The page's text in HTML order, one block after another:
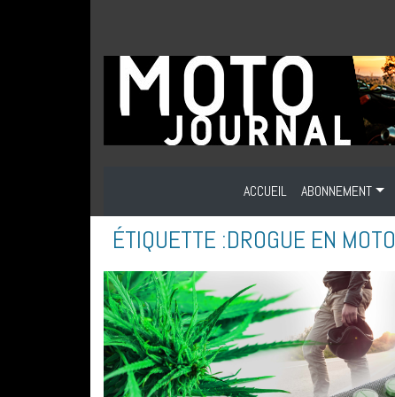
ACCUEIL ABONNEMENT
ÉTIQUETTE :DROGUE EN MOTO